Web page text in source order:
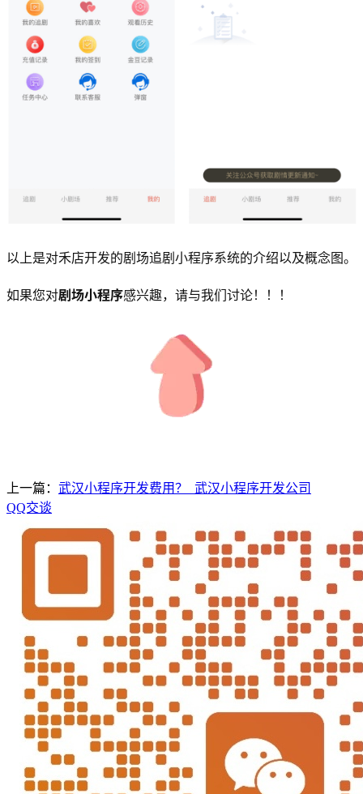
以上是对禾店开发的剧场追剧小程序系统的介绍以及概念图。
如果您对剧场小程序感兴趣，请与我们讨论！！！
上一篇： 武汉小程序开发费用？_武汉小程序开发公司
QQ交谈